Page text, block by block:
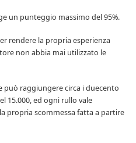
un punteggio massimo del 95%.
rendere la propria esperienza
non abbia mai utilizzato le
raggiungere circa i duecento
15.000, ed ogni rullo vale
propria scommessa fatta a partire